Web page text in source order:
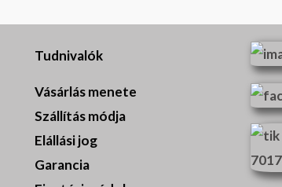
Tudnivalók
Vásárlás menete
Szállítás módja
Elállási jog
Garancia